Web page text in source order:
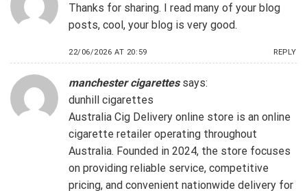
Thanks for sharing. I read many of your blog
posts, cool, your blog is very good.
22/06/2026 AT 20:59 REPLY
manchester cigarettes says:
dunhill cigarettes
Australia Cig Delivery online store is an online
cigarette retailer operating throughout
Australia. Founded in 2024, the store focuses
on providing reliable service, competitive
pricing, and convenient nationwide delivery for